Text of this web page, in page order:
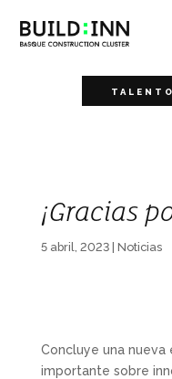
TALENTO
¡Gracias
5 abril, 2023| Noticias
Concluye una nueva
importante sobre